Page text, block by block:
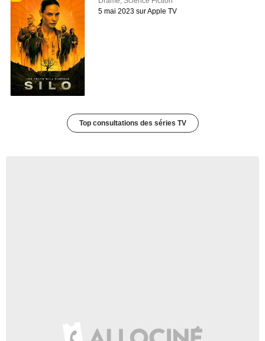
5 mai 2023 sur Apple TV
Top consultations des séries TV